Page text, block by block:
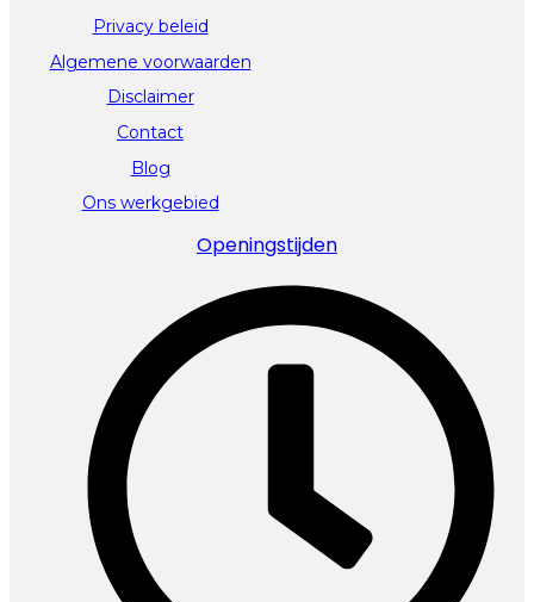
Privacy beleid
Algemene voorwaarden
Disclaimer
Contact
Blog
Ons werkgebied
Openingstijden